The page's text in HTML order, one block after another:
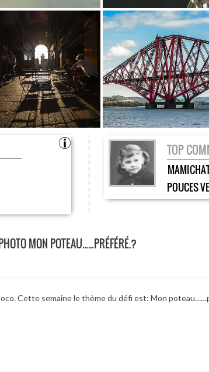
TOP
POUCES
MON POTEAU……PRÉFÉRÉ.?
Cette semaine le thème du défi est: Mon